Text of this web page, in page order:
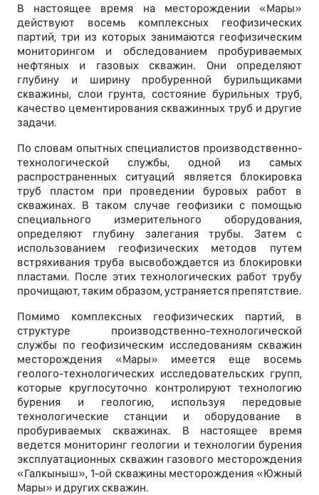
В настоящее время на месторождении «Мары»
действуют восемь комплексных геофизических
партий, три из которых занимаются геофизическим
мониторингом и обследованием пробуриваемых
нефтяных и газовых скважин. Они определяют
глубину и ширину пробуренной бурильщиками
скважины, слои грунта, состояние бурильных труб,
качество цементирования скважинных труб и другие
задачи.
По словам опытных специалистов производственно-
технологической службы, одной из самых
распространенных ситуаций является блокировка
труб пластом при проведении буровых работ в
скважинах. В таком случае геофизики с помощью
специального измерительного оборудования,
определяют глубину залегания трубы. Затем с
использованием геофизических методов путем
встряхивания труба высвобождается из блокировки
пластами. После этих технологических работ трубу
прочищают, таким образом, устраняется препятствие.
Помимо комплексных геофизических партий, в
структуре производственно-технологической
службы по геофизическим исследованиям скважин
месторождения «Мары» имеется еще восемь
геолого-технологических исследовательских групп,
которые круглосуточно контролируют технологию
бурения и геологию, используя передовые
технологические станции и оборудование в
пробуриваемых скважинах. В настоящее время
ведется мониторинг геологии и технологии бурения
эксплуатационных скважин газового месторождения
«Галкыныш», 1-ой скважины месторождения «Южный
Мары» и других скважин.